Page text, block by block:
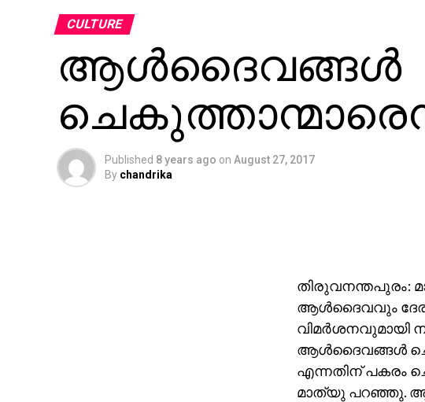
CULTURE
ആള്‍ദൈവങ്ങള്‍
Published 8 years ago on August 27, 2017
By chandrika
തിരുവനന്തപുരം:
ആള്‍ദൈവവും ദേരാ
വിമര്‍ശനവുമായി
ആള്‍ദൈവങ്ങള്‍
എന്നതിന് പകരം
മാത്യു പറഞ്ഞു.